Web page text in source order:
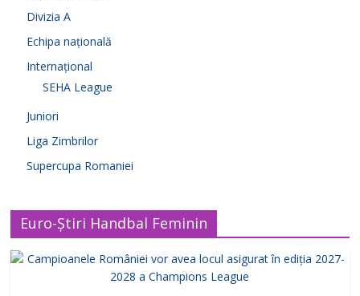
Divizia A
Echipa națională
Internațional
SEHA League
Juniori
Liga Zimbrilor
Supercupa Romaniei
Euro-Știri Handbal Feminin